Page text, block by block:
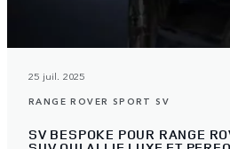
25 juil. 2025
RANGE ROVER SPORT SV
SV BESPOKE POUR RANGE